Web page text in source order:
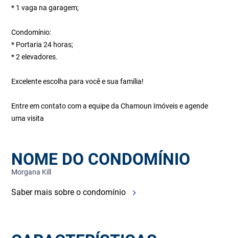
* 1 vaga na garagem;
Condomínio:
* Portaria 24 horas;
* 2 elevadores.
Excelente escolha para você e sua família!
Entre em contato com a equipe da Chamoun Imóveis e agende
uma visita
NOME DO CONDOMÍNIO
Morgana Kill
Saber mais sobre o condomínio